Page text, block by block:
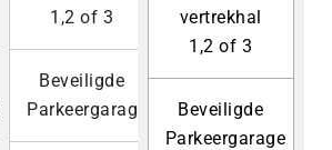
1,2 of 3
Beveiligde
Parkeergarage
vertrekhal
1,2 of 3
Beveiligde
Parkeergarage